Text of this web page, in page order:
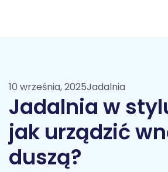
10 września, 2025Jadalnia
Jadalnia w
jak urządzić
duszą?